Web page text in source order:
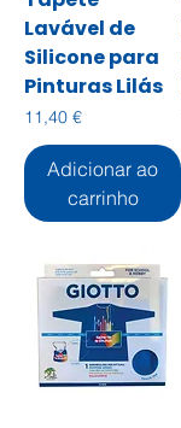
Lavável de
Silicone para
Pinturas Lilás
Preço
11,40 €
Adicionar ao
carrinho